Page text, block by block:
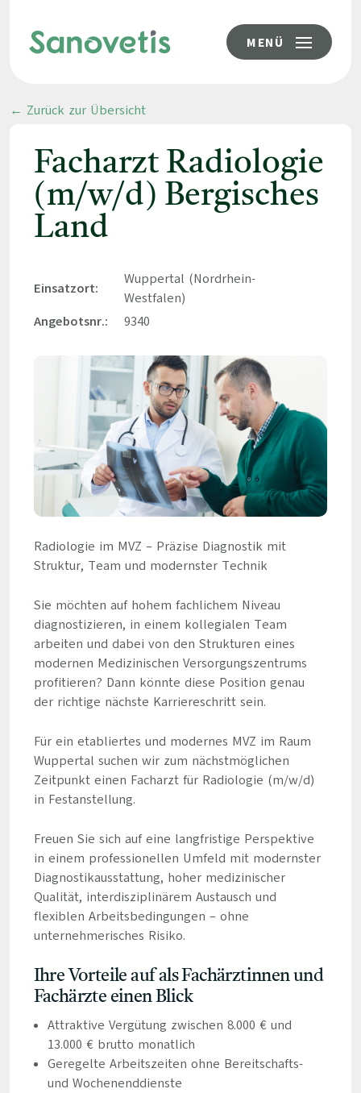
MENÜ
← Zurück zur Übersicht
Facharzt Radiologie
(m/w/d) Bergisches
Land
Einsatzort:
Wuppertal (Nordrhein-
Westfalen)
Angebotsnr.:
9340
Radiologie im MVZ – Präzise Diagnostik mit
Struktur, Team und modernster Technik
Sie möchten auf hohem fachlichem Niveau
diagnostizieren, in einem kollegialen Team
arbeiten und dabei von den Strukturen eines
modernen Medizinischen Versorgungszentrums
profitieren? Dann könnte diese Position genau
der richtige nächste Karriereschritt sein.
Für ein etabliertes und modernes MVZ im Raum
Wuppertal suchen wir zum nächstmöglichen
Zeitpunkt einen Facharzt für Radiologie (m/w/d)
in Festanstellung.
Freuen Sie sich auf eine langfristige Perspektive
in einem professionellen Umfeld mit modernster
Diagnostikausstattung, hoher medizinischer
Qualität, interdisziplinärem Austausch und
flexiblen Arbeitsbedingungen – ohne
unternehmerisches Risiko.
Ihre Vorteile auf als Fachärztinnen und
Fachärzte einen Blick
Attraktive Vergütung zwischen 8.000 € und
13.000 € brutto monatlich
Geregelte Arbeitszeiten ohne Bereitschafts-
und Wochenenddienste